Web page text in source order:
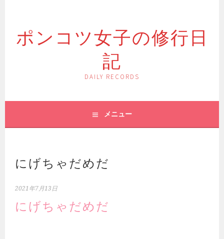
ッ
ポンコツ女子の修行日
記
DAILY RECORDS
メニュー
にげちゃだめだ
2021年7月13日
にげちゃだめだ